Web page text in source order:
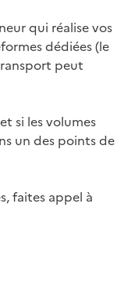
qui réalise vos
dédiées (le
peut
si les volumes
un des points de
faites appel à